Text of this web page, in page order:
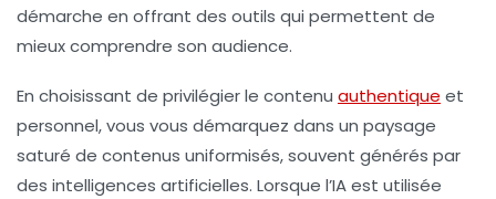
démarche en offrant des outils qui permettent de
mieux comprendre son audience.
En choisissant de privilégier le contenu authentique et
personnel, vous vous démarquez dans un paysage
saturé de contenus uniformisés, souvent générés par
des intelligences artificielles. Lorsque l’IA est utilisée